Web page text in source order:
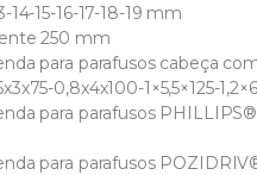
14-15-16-17-18-19 mm
250 mm
para parafusos cabeça
0,8x4x100-1×5,5×125-
para parafusos PHILLIPS®
para parafusos